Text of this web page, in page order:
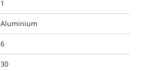
1
Aluminium
6
30